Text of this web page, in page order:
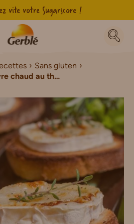
vite votre Sugarscore !
Sans gluten
Chèvre chaud au thym et au miel Sans Gluten